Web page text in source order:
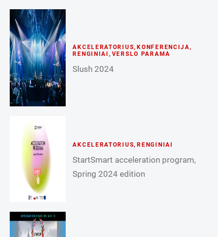
AKCELERATORIUS, KONFERENCIJA,
RENGINIAI , VERSLO PARAMA
Slush 2024
AKCELERATORIUS, RENGINIAI
StartSmart acceleration program,
Spring 2024 edition